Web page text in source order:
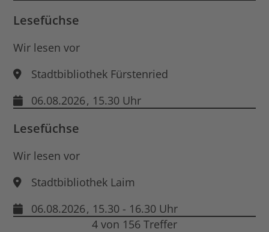
Lesefüchse
Wir lesen vor
Stadtbibliothek Fürstenried
06.08.2026, 15.30 Uhr
Lesefüchse
Wir lesen vor
Stadtbibliothek Laim
06.08.2026, 15.30 - 16.30 Uhr
4 von 156 Treffer